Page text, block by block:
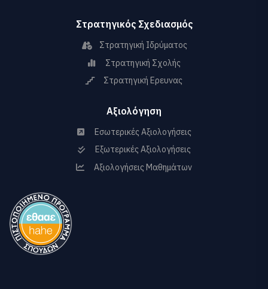
Στρατηγικός Σχεδιασμός
Στρατηγική Ιδρύματος
Στρατηγική Σχολής
Στρατηγική Ερευνας
Αξιολόγηση
Εσωτερικές Αξιολογήσεις
Εξωτερικές Αξιολογήσεις
Αξιολογήσεις Μαθημάτων